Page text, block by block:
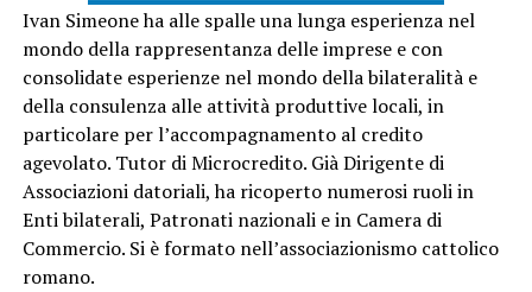
Ivan Simeone ha alle spalle una lunga esperienza nel
mondo della rappresentanza delle imprese e con
consolidate esperienze nel mondo della bilateralità e
della consulenza alle attività produttive locali, in
particolare per l’accompagnamento al credito
agevolato. Tutor di Microcredito. Già Dirigente di
Associazioni datoriali, ha ricoperto numerosi ruoli in
Enti bilaterali, Patronati nazionali e in Camera di
Commercio. Si è formato nell’associazionismo cattolico
romano.